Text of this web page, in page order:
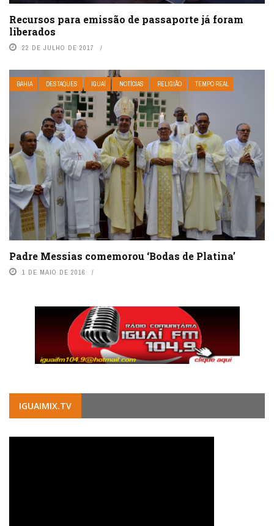
Recursos para emissão de passaporte já foram
liberados
22 DE JULHO DE 2017
BAHIA DESTAQUES IGUAÍ NOTÍCIAS RELIGIÃO TEMPO REAL
Padre Messias comemorou ‘Bodas de Platina’
1 DE MAIO DE 2016
IGUAIMIX.TV